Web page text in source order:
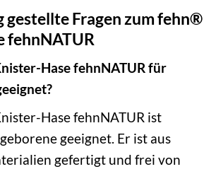
gestellte Fragen zum fehn®
fehnNATUR
Hase fehnNATUR für
Hase fehnNATUR ist
geeignet. Er ist aus
gefertigt und frei von